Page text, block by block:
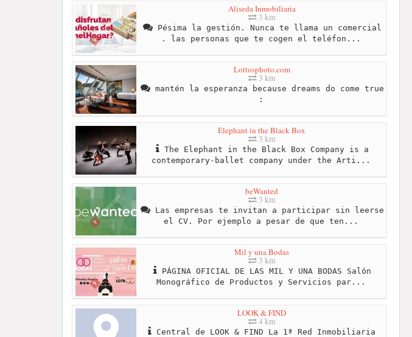
Aliseda Inmobiliaria
3 km
Pésima la gestión. Nunca te llama un comercial
. las personas que te cogen el teléfon...
Lottosphoto.com
3 km
mantén la esperanza because dreams do come true
:
Elephant in the Black Box
3 km
The Elephant in the Black Box Company is a
contemporary-ballet company under the Arti...
beWanted
3 km
Las empresas te invitan a participar sin leerse
el CV. Por ejemplo a pesar de que ten...
Mil y una Bodas
3 km
PÁGINA OFICIAL DE LAS MIL Y UNA BODAS Salón
Monográfico de Productos y Servicios par...
LOOK & FIND
4 km
Central de LOOK & FIND La 1ª Red Inmobiliaria